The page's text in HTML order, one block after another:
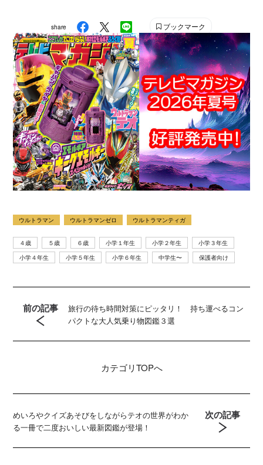
雑誌です。 【SNS】 X（旧Twitter）：@tele_maga
Instagram：＠tele_maga
share ブックマーク
ウルトラマン ウルトラマンゼロ ウルトラマンティガ
４歳 ５歳 ６歳 小学１年生 小学２年生
小学３年生
小学４年生
小学５年生 小学６年生 中学生〜 保護者向け
前の記事
旅行の待ち時間対策にピッタリ！ 持ち運べるコン
パクトな大人気乗り物図鑑３選
カテゴリTOPへ
めいろやクイズあそびをしながらテオの世界がわか
る一冊で二度おいしい最新図鑑が登場！
次の記事